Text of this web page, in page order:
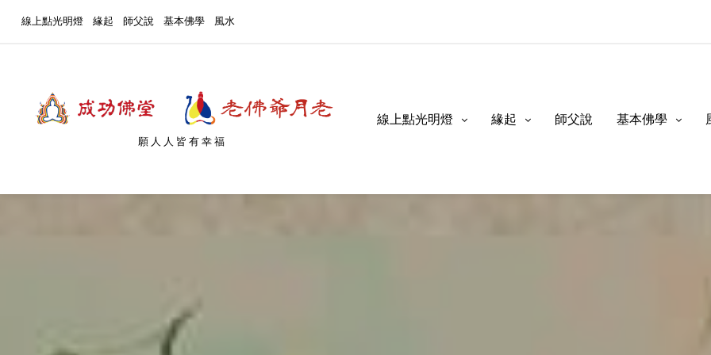
線上點光明燈 緣起 師父說 基本佛學 風水
願人人皆有幸福
線上點光明燈 緣起 師父說 基本佛學